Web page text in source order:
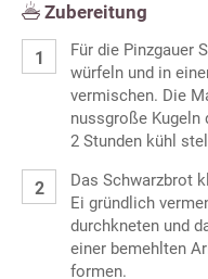
Zubereitung
Für die Pinzgauer
würfeln und in
vermischen. Die
nussgroße Kugeln
2 Stunden kühl
Das Schwarzbrot
Ei gründlich
durchkneten und
einer bemehlten
formen.